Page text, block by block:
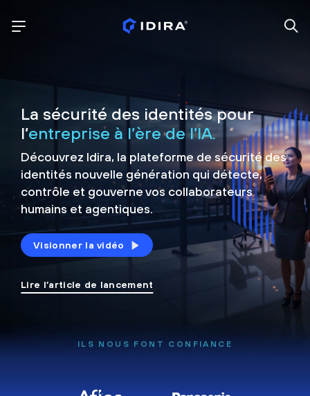
La sécurité des identités pour
l’entreprise à l’ère de l’IA.
Découvrez Idira, la plateforme de sécuritédes
identités nouvelle génération qui détecte,
contrôle et gouverne vos collaborateurs
humains et agentiques.
Visionner la vidéo
Lire l’article de lancement
ILS NOUS FONT CONFIANCE